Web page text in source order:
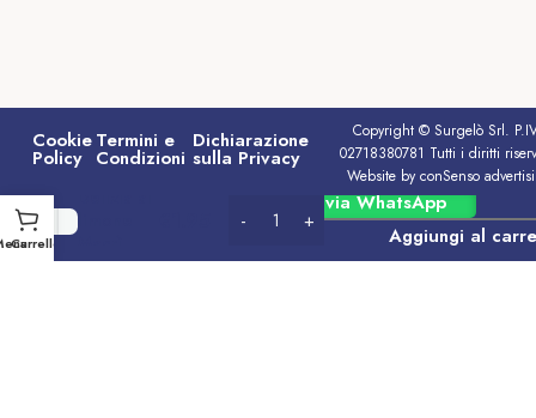
Cookie
Policy
Termini e
Condizioni
Dichiarazione
sulla Privacy
Copyright © Surgelò Srl.
02718380781 Tutti i diritti
Website by conSenso
Aggiungi al
Ordina via WhatsApp
Carrello